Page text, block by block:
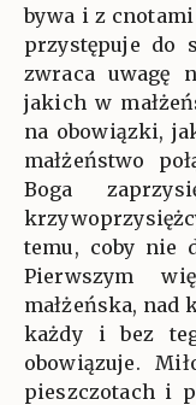
bywa i z
przystępuje do
zwraca uwagę
jakich w
na obowiązki,
małżeństwo
Boga
temu, coby nie
Pierwszym
małżeńska, nad
każdy i bez
obowiązuje.
pieszczotach i